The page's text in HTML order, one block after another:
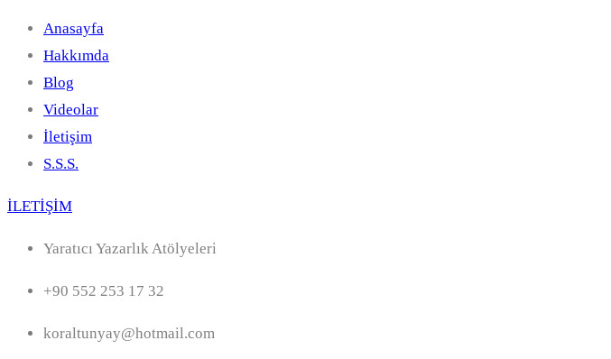
Anasayfa
Hakkımda
Blog
Videolar
İletişim
S.S.S.
İLETİŞİM
Yaratıcı Yazarlık Atölyeleri
+90 552 253 17 32
koraltunyay@hotmail.com